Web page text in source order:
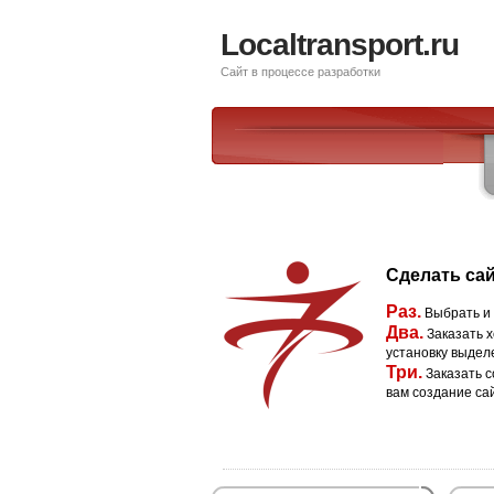
Localtransport.ru
Сайт в процессе разработки
Сделать
Раз. Выбрать и
Два. Заказать
установку
Три. Заказать
вам создание